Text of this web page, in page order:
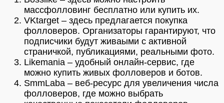
массфолловинг бесплатно или купить их.
VKtarget – здесь предлагается покупка
фолловеров. Организаторы гарантируют, что
подписчики будут живаыми с активной
страничкой, публикациями, реальными фото.
Likemania – удобный онлайн-сервис, где
можно купить живых фолловеров и ботов.
SmmLaba – веб-ресурс для увеличения числа
фолловеров, где можно выбрать